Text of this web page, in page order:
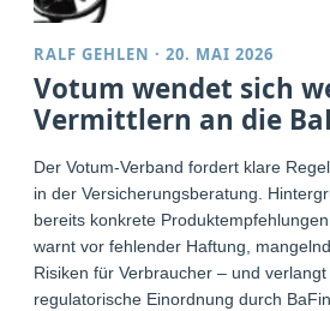
RALF GEHLEN ·20. MAI 2026
Votum wendet sich
Vermittlern an die
Der Votum-Verband fordert klare
in der Versicherungsberatung.
bereits konkrete
warnt vor fehlender Haftung,
Risiken für Verbraucher – und
regulatorische Einordnung durch